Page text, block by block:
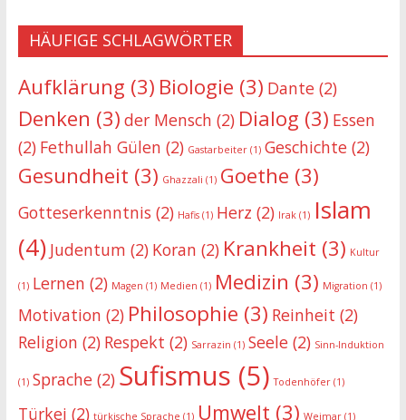
HÄUFIGE SCHLAGWÖRTER
Aufklärung (3) Biologie (3) Dante(2)
Denken (3) der Mensch (2) Dialog (3) Essen
(2) Fethullah Gülen (2) Gastarbeiter(1) Geschichte(2)
Gesundheit (3) Ghazzali (1) Goethe (3)
Gotteserkenntnis (2) Hafis(1) Herz (2) Irak(1) Islam
(4) Judentum (2) Koran (2) Krankheit (3) Kultur
(1) Lernen (2) Magen (1) Medien (1) Medizin (3) Migration (1)
Motivation (2) Philosophie (3) Reinheit (2)
Religion (2) Respekt (2) Sarrazin (1) Seele(2) Sinn-Induktion
(1) Sprache(2) Sufismus (5) Todenhöfer(1)
Türkei (2) türkische Sprache (1) Umwelt (3) Weimar(1)